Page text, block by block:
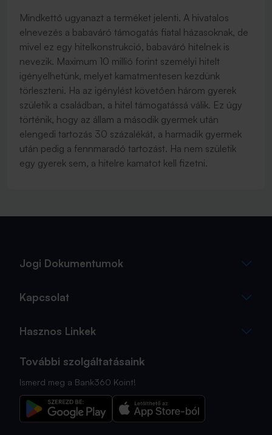
Mindkettő ugyanazt a terméket jelenti. A hivatalos
elnevezés a babaváró támogatás fiatal házasoknak, de
mivel ez egy hitelkonstrukció, babaváró hitelnek is
nevezik. Maximum 10 millió forint személyi hitelt
igényelhetünk, melyet kamatmentesen kezdünk
törleszteni. Ha az igénylést követően három gyerek
születik a családban, a hitel támogatássá válik. Ez úgy
történik, hogy az állam a második gyermek után
elengedi tartozás 30 százalékát, a harmadik gyermek
után pedig a fennmaradó tartozást. Ha nem születik
egy gyerek sem, a hitelre kamatot kell fizetni.
Jogi Dokumentumok
Kapcsolat
Hasznos Linkek
További szolgáltatásaink
Ismerd meg a Bank360 Koint!